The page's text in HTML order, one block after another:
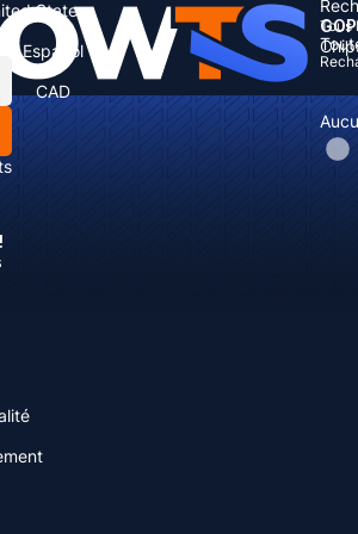
Tous
States
Español
CAD